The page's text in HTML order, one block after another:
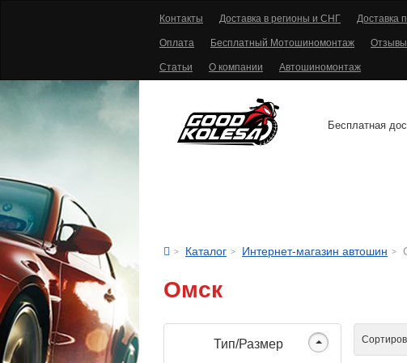
Контакты Доставка в регионы и СНГ Доставка
Оплата Бесплатный Мотошиномонтаж Отзывы
Статьи О компании Автошиномонтаж
Бесплатная
Каталог Интернет-магазин автошин
Омск
Тип/Размер